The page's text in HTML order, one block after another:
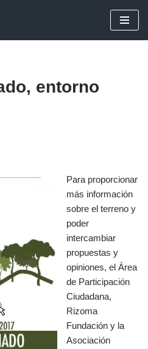
entorno
Para proporcionar
más información
sobre el terreno y
poder
intercambiar
propuestas y
opiniones, el Área
de Participación
Ciudadana,
Rizoma
Fundación y la
Asociación